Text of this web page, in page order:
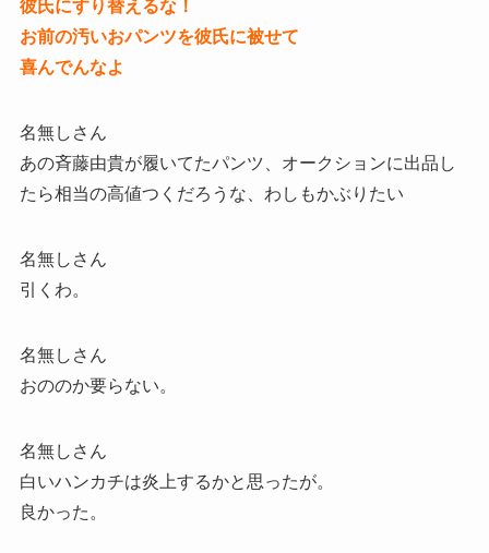
彼氏にすり替えるな！
お前の汚いおパンツを彼氏に被せて
喜んでんなよ
名無しさん
あの斉藤由貴が履いてたパンツ、オークションに出品し
たら相当の高値つくだろうな、わしもかぶりたい
名無しさん
引くわ。
名無しさん
おののか要らない。
名無しさん
白いハンカチは炎上するかと思ったが。
良かった。